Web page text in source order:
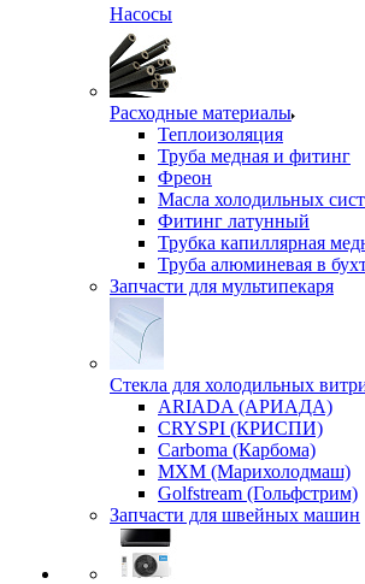
Насосы
Расходные материалы
Теплоизоляция
Труба медная и фитинг
Фреон
Масла холодильных
Фитинг латунный
Трубка капиллярная
Труба алюминевая в
Запчасти для мультипекаря
Стекла для холодильных
ARIADA (АРИАДА)
CRYSPI (КРИСПИ)
Carboma (Карбома)
MXM (Марихолодмаш)
Golfstream (Гольфстрим)
Запчасти для швейных машин